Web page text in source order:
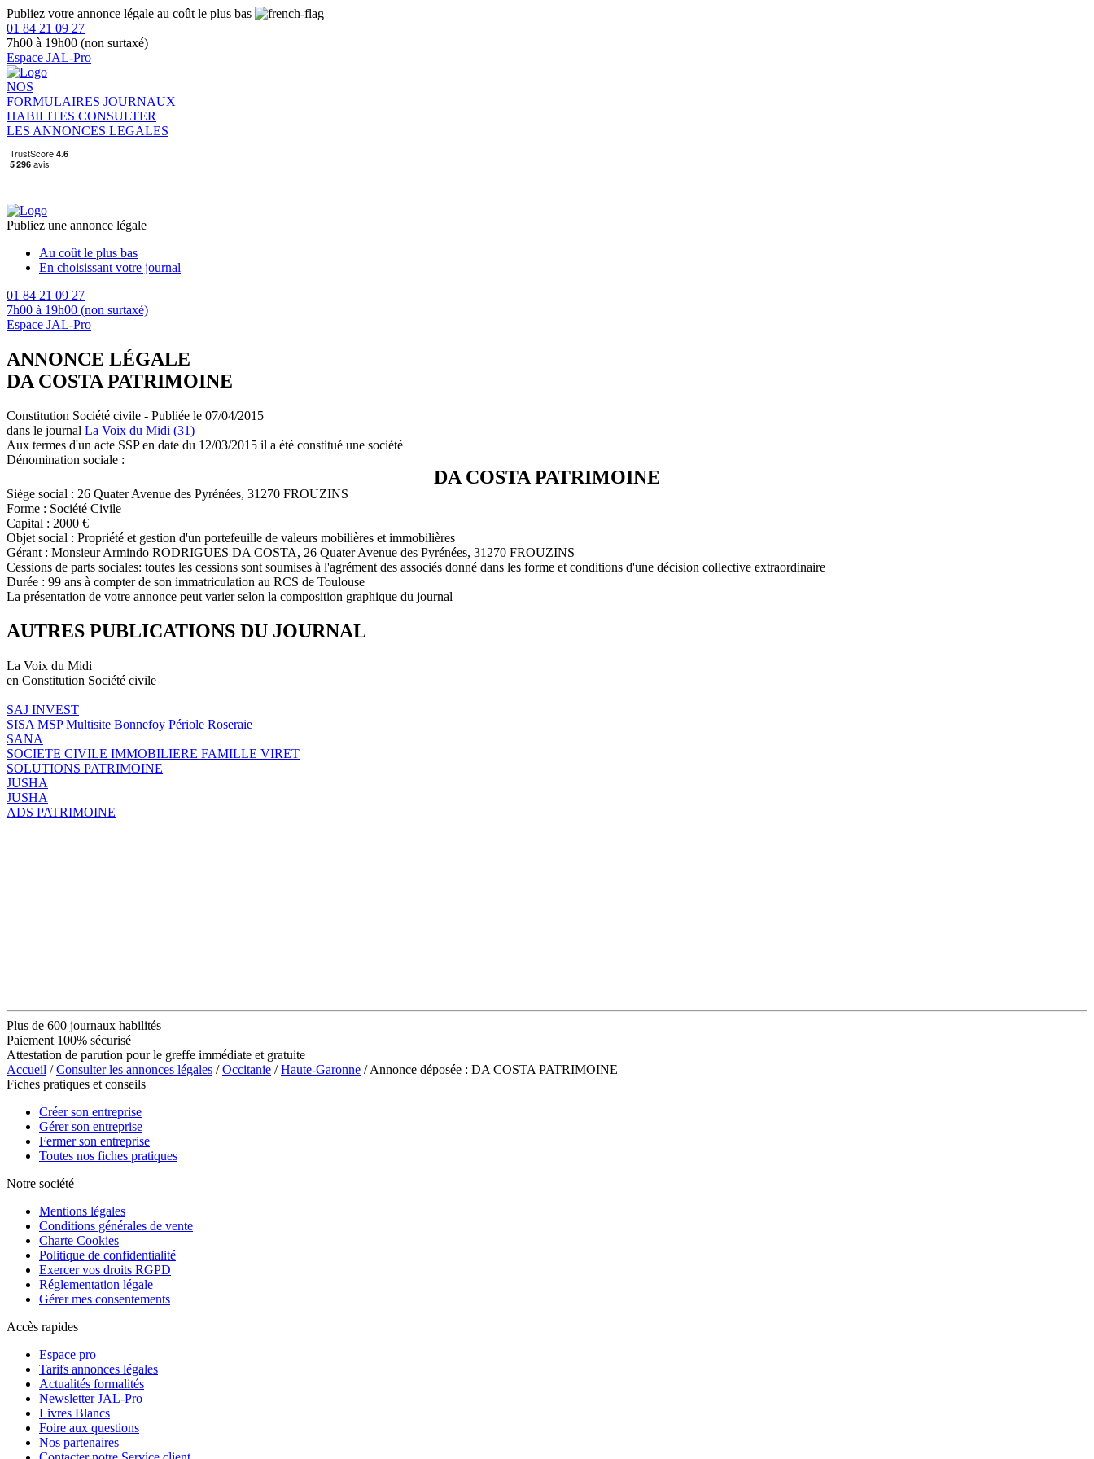
Publiez votre annonce légale au coût le plus bas
01 84 21 09 27
7h00 à 19h00 (non surtaxé)
Espace JAL-Pro
NOS
FORMULAIRES JOURNAUX
HABILITES CONSULTER
LES ANNONCES LEGALES
Publiez une annonce légale
Au coût le plus bas
En choisissant votre journal
01 84 21 09 27
7h00 à 19h00 (non surtaxé)
Espace JAL-Pro
ANNONCE LÉGALE
DA COSTA PATRIMOINE
Constitution Société civile - Publiée le 07/04/2015
dans le journal La Voix du Midi (31)
Aux termes d'un acte SSP en date du 12/03/2015 il a été constitué une société
Dénomination sociale :
DA COSTA PATRIMOINE
Siège social : 26 Quater Avenue des Pyrénées, 31270 FROUZINS
Forme : Société Civile
Capital : 2000 €
Objet social : Propriété et gestion d'un portefeuille de valeurs mobilières et immobilières
Gérant : Monsieur Armindo RODRIGUES DA COSTA, 26 Quater Avenue des Pyrénées, 31270 FROUZINS
Cessions de parts sociales: toutes les cessions sont soumises à l'agrément des associés donné dans les forme et conditions d'une décision collective extraordinaire
Durée : 99 ans à compter de son immatriculation au RCS de Toulouse
La présentation de votre annonce peut varier selon la composition graphique du journal
AUTRES PUBLICATIONS DU JOURNAL
La Voix du Midi
en Constitution Société civile
SAJ INVEST
SISA MSP Multisite Bonnefoy Périole Roseraie
SANA
SOCIETE CIVILE IMMOBILIERE FAMILLE VIRET
SOLUTIONS PATRIMOINE
JUSHA
JUSHA
ADS PATRIMOINE
Plus de 600 journaux habilités
Paiement 100% sécurisé
Attestation de parution pour le greffe immédiate et gratuite
Accueil /Consulter les annonces légales /Occitanie /Haute-Garonne / Annonce déposée : DA COSTA PATRIMOINE
Fiches pratiques et conseils
Créer son entreprise
Gérer son entreprise
Fermer son entreprise
Toutes nos fiches pratiques
Notre société
Mentions légales
Conditions générales de vente
Charte Cookies
Politique de confidentialité
Exercer vos droits RGPD
Réglementation légale
Gérer mes consentements
Accès rapides
Espace pro
Tarifs annonces légales
Actualités formalités
Newsletter JAL-Pro
Livres Blancs
Foire aux questions
Nos partenaires